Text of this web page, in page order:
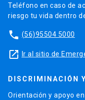
Teléfono en caso de
riesgo tu vida dentro
phone (56)95504 5000
launch Ir al sitio de
DISCRIMINACIÓN
Orientación y apoyo